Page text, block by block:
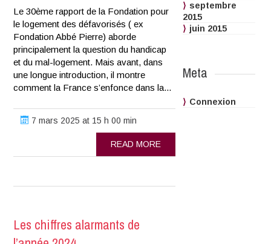
Le 30ème rapport de la Fondation pour
le logement des défavorisés ( ex
Fondation Abbé Pierre) aborde
principalement la question du handicap
et du mal-logement. Mais avant, dans
une longue introduction, il montre
comment la France s’enfonce dans la...
7 mars 2025 at 15 h 00 min
READ MORE
Les chiffres alarmants de
septembre
2015
juin 2015
Meta
Connexion